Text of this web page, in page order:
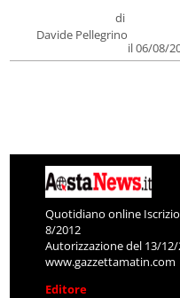
di
Davide Pellegrino
il 06/08/
Quotidiano online
8/2012
Autorizzazione del 13/12/
www.gazzettamatin.com
Editore